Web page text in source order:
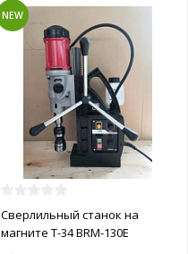
NEW
Сверлильный станок на
магните T-34 BRM-130E